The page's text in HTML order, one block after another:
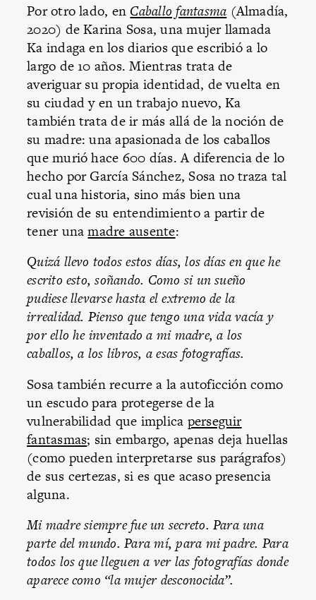
Por otro lado, en Caballo fantasma (Almadía,
2020) de Karina Sosa, una mujer llamada
Ka indaga en los diarios que escribió a lo
largo de 10 años. Mientras trata de
averiguar su propia identidad, de vuelta en
su ciudad y en un trabajo nuevo, Ka
también trata de ir más allá de la noción de
su madre: una apasionada de los caballos
que murió hace 600 días. A diferencia de lo
hecho por García Sánchez, Sosa no traza tal
cual una historia, sino más bien una
revisión de su entendimiento a partir de
tener unamadre ausente:
Quizá llevo todos estos días, los días en que he
escrito esto, soñando. Como si un sueño
pudiese llevarse hasta el extremo de la
irrealidad. Pienso que tengo una vida vacía y
por ello he inventado a mi madre, a los
caballos, a los libros, a esas fotografías.
Sosa también recurre a la autoficción como
un escudo para protegerse de la
vulnerabilidad que implica perseguir
fantasmas; sin embargo, apenas deja huellas
(como pueden interpretarse sus parágrafos)
de sus certezas, si es que acaso presencia
alguna.
Mi madre siempre fue un secreto. Para una
parte del mundo. Para mí, para mi padre. Para
todos los que lleguen a ver las fotografías donde
aparece como “la mujer desconocida”.